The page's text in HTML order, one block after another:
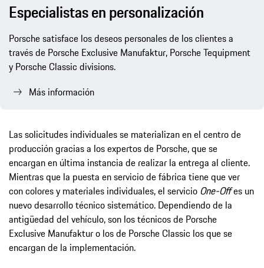
Especialistas en personalización
Porsche satisface los deseos personales de los clientes a
través de Porsche Exclusive Manufaktur, Porsche Tequipment
y Porsche Classic divisions.
Más información
Las solicitudes individuales se materializan en el centro de
producción gracias a los expertos de Porsche, que se
encargan en última instancia de realizar la entrega al cliente.
Mientras que la puesta en servicio de fábrica tiene que ver
con colores y materiales individuales, el servicio One-Offes un
nuevo desarrollo técnico sistemático. Dependiendo de la
antigüedad del vehículo, son los técnicos de Porsche
Exclusive Manufaktur o los de Porsche Classic los que se
encargan de la implementación.